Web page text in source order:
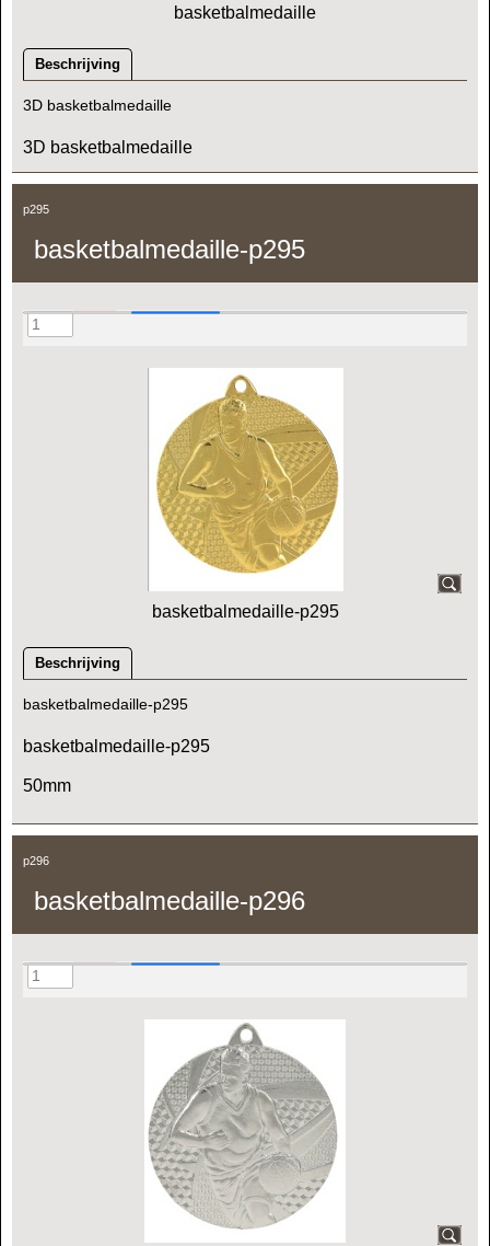
basketbalmedaille
Beschrijving
3D basketbalmedaille
3D basketbalmedaille
p295
basketbalmedaille-p295
basketbalmedaille-p295
Beschrijving
basketbalmedaille-p295
basketbalmedaille-p295
50mm
p296
basketbalmedaille-p296